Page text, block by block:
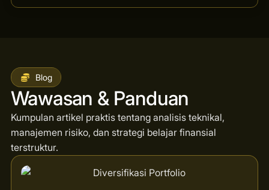
Blog
Wawasan & Panduan
Kumpulan artikel praktis tentang analisis teknikal,
manajemen risiko, dan strategi belajar finansial
terstruktur.